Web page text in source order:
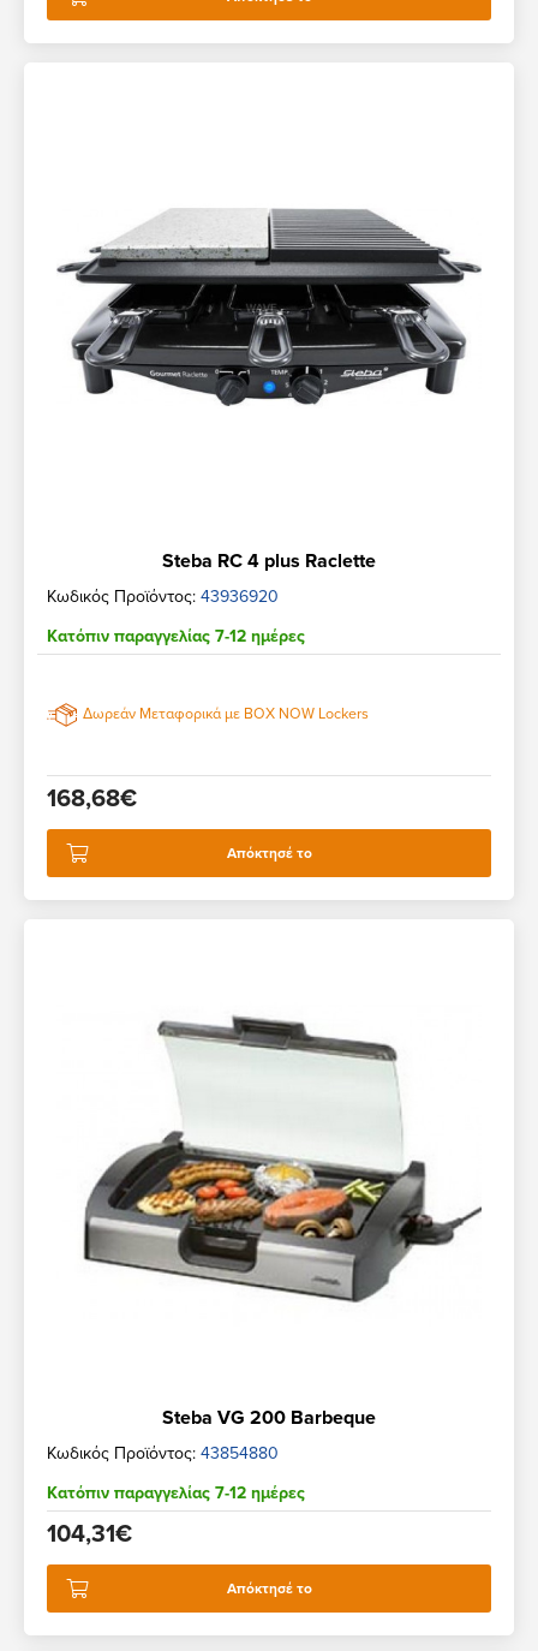
Steba RC 4 plus Raclette
Κωδικός Προϊόντος: 43936920
Κατόπιν παραγγελίας 7-12 ημέρες
Δωρεάν Μεταφορικά με BOX NOW Lockers
168,68€
Απόκτησέ το
Steba VG 200 Barbeque
Κωδικός Προϊόντος: 43854880
Κατόπιν παραγγελίας 7-12 ημέρες
104,31€
Απόκτησέ το